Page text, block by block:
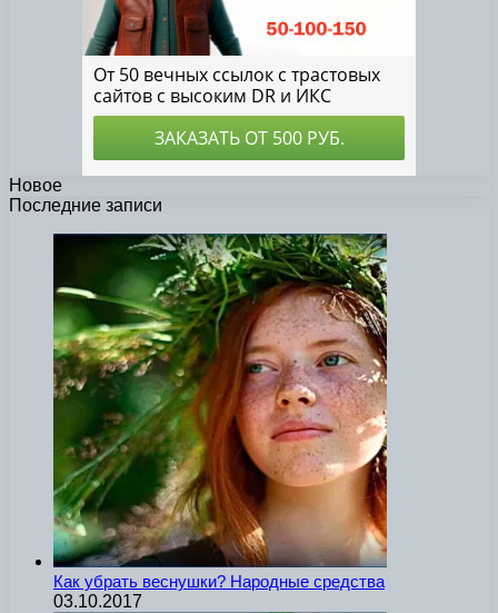
Новое
Последние записи
Как убрать веснушки? Народные средства
03.10.2017